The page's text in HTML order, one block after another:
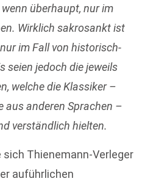
überhaupt, nur im
Wirklich sakrosankt ist
im Fall von historisch-
seien jedoch die jeweils
welche die Klassiker –
aus anderen Sprachen –
verständlich hielten.
Thienemann-Verleger
auführlichen